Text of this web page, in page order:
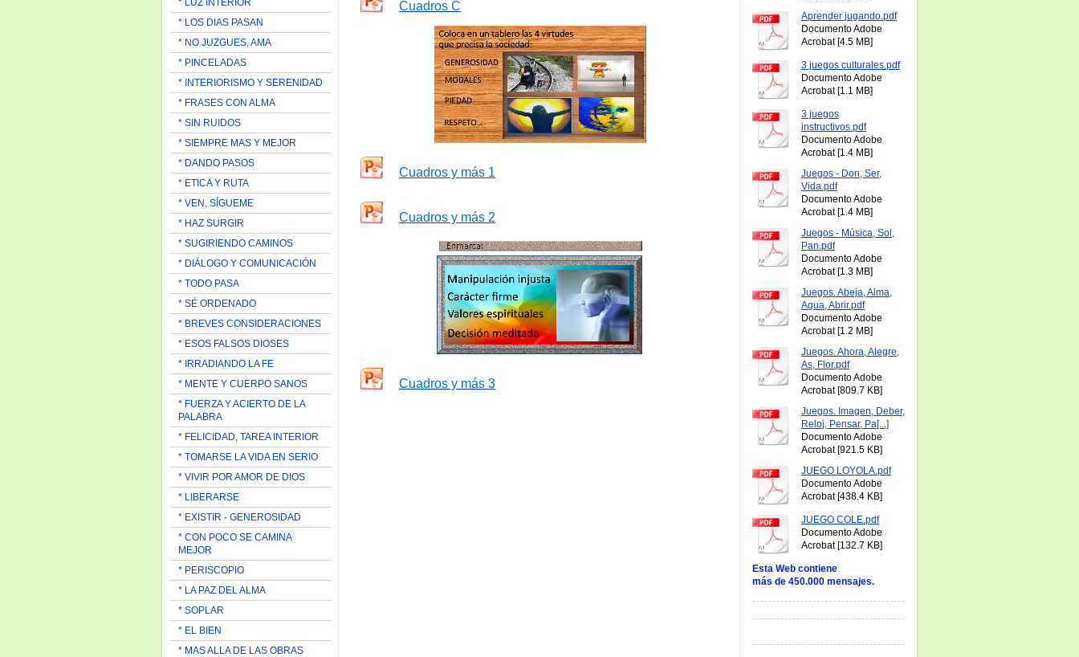
* LUZ INTERIOR
* LOS DIAS PASAN
* NO JUZGUES, AMA
* PINCELADAS
* INTERIORISMO Y SERENIDAD
* FRASES CON ALMA
* SIN RUIDOS
* SIEMPRE MAS Y MEJOR
* DANDO PASOS
* ETICA Y RUTA
* VEN, SÍGUEME
* HAZ SURGIR
* SUGIRIENDO CAMINOS
* DIÁLOGO Y COMUNICACIÓN
* TODO PASA
* SÉ ORDENADO
* BREVES CONSIDERACIONES
* ESOS FALSOS DIOSES
* IRRADIANDO LA FE
* MENTE Y CUERPO SANOS
* FUERZA Y ACIERTO DE LA
PALABRA
* FELICIDAD, TAREA INTERIOR
* TOMARSE LA VIDA EN SERIO
* VIVIR POR AMOR DE DIOS
* LIBERARSE
* EXISTIR - GENEROSIDAD
* CON POCO SE CAMINA
MEJOR
* PERISCOPIO
* LA PAZ DEL ALMA
* SOPLAR
* EL BIEN
* MAS ALLA DE LAS OBRAS
Cuadros C
Cuadros y más 1
Cuadros y más 2
Cuadros y más 3
Aprender jugando.pdf
Documento Adobe
Acrobat [4.5 MB]
3 juegos culturales.pdf
Documento Adobe
Acrobat [1.1 MB]
3 juegos
instructivos.pdf
Documento Adobe
Acrobat [1.4 MB]
Juegos - Don, Ser,
Vida.pdf
Documento Adobe
Acrobat [1.4 MB]
Juegos - Música, Sol,
Pan.pdf
Documento Adobe
Acrobat [1.3 MB]
Juegos. Abeja, Alma,
Agua, Abrir.pdf
Documento Adobe
Acrobat [1.2 MB]
Juegos. Ahora, Alegre,
As, Flor.pdf
Documento Adobe
Acrobat [809.7 KB]
Juegos. Imagen, Deber,
Reloj, Pensar, Pa[...]
Documento Adobe
Acrobat [921.5 KB]
JUEGO LOYOLA.pdf
Documento Adobe
Acrobat [438.4 KB]
JUEGO COLE.pdf
Documento Adobe
Acrobat [132.7 KB]
Esta Web contiene
más de 450.000 mensajes.